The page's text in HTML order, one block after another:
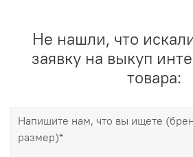
Не нашли, что
заявку на выкуп
товара: